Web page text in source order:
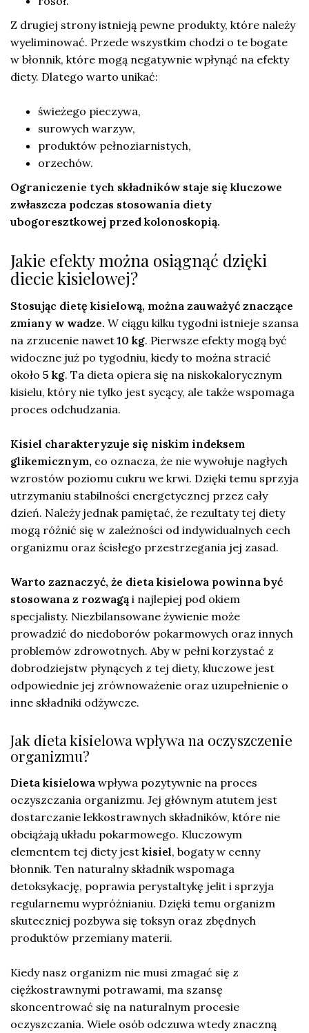
Z drugiej strony istnieją pewne produkty, które należy
wyeliminować. Przede wszystkim chodzi o te bogate
w błonnik, które mogą negatywnie wpłynąć na efekty
diety. Dlatego warto unikać:
świeżego pieczywa,
surowych warzyw,
produktów pełnoziarnistych,
orzechów.
Ograniczenie tych składników staje się kluczowe
zwłaszcza podczas stosowania diety
ubogoresztkowej przed kolonoskopią.
Jakie efekty można osiągnąć dzięki
diecie kisielowej?
Stosując dietę kisielową, można zauważyć znaczące
zmiany w wadze. W ciągu kilku tygodni istnieje szansa
na zrzucenie nawet10 kg. Pierwsze efekty mogą być
widoczne już po tygodniu, kiedy to można stracić
około 5 kg. Ta dieta opiera się na niskokalorycznym
kisielu, który nie tylko jest sycący, ale także wspomaga
proces odchudzania.
Kisiel charakteryzuje się niskim indeksem
glikemicznym, co oznacza, że nie wywołuje nagłych
wzrostów poziomu cukru we krwi. Dzięki temu sprzyja
utrzymaniu stabilności energetycznej przez cały
dzień. Należy jednak pamiętać, że rezultaty tej diety
mogą różnić się w zależności od indywidualnych cech
organizmu oraz ścisłego przestrzegania jej zasad.
Warto zaznaczyć, że dieta kisielowa powinna być
stosowana z rozwagą i najlepiej pod okiem
specjalisty. Niezbilansowane żywienie może
prowadzić do niedoborów pokarmowych oraz innych
problemów zdrowotnych. Aby w pełni korzystać z
dobrodziejstw płynących z tej diety, kluczowe jest
odpowiednie jej zrównoważenie oraz uzupełnienie o
inne składniki odżywcze.
Jak dieta kisielowa wpływa na oczyszczenie
organizmu?
Dieta kisielowa wpływa pozytywnie na proces
oczyszczania organizmu. Jej głównym atutem jest
dostarczanie lekkostrawnych składników, które nie
obciążają układu pokarmowego. Kluczowym
elementem tej diety jest kisiel, bogaty w cenny
błonnik. Ten naturalny składnik wspomaga
detoksykację, poprawia perystaltykę jelit i sprzyja
regularnemu wypróżnianiu. Dzięki temu organizm
skuteczniej pozbywa się toksyn oraz zbędnych
produktów przemiany materii.
Kiedy nasz organizm nie musi zmagać się z
ciężkostrawnymi potrawami, ma szansę
skoncentrować się na naturalnym procesie
oczyszczania. Wiele osób odczuwa wtedy znaczną